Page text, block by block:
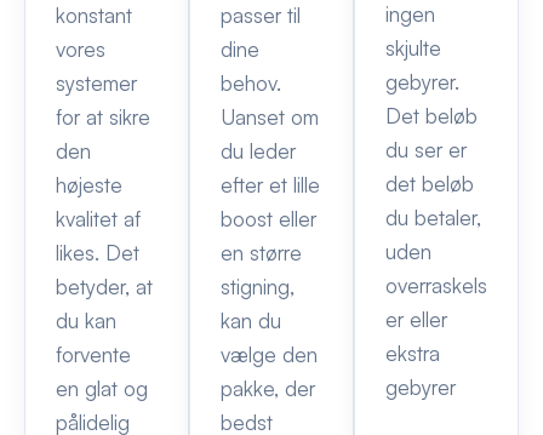
konstant
vores
systemer
for at sikre
den
højeste
kvalitet af
likes. Det
betyder, at
du kan
forvente
en glat og
pålidelig
passer til
dine
behov.
Uanset om
du leder
efter et lille
boost eller
en større
stigning,
kan du
vælge den
pakke, der
bedst
ingen
skjulte
gebyrer.
Det beløb
du ser er
det beløb
du betaler,
uden
overraskels
er eller
ekstra
gebyrer